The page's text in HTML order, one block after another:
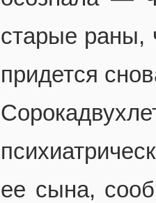
старые раны,
придется
ее сына,